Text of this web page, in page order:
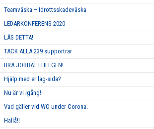
Teamväska – Idrottsskadeväska
LEDARKONFERENS 2020
LÄS DETTA!
TACK ALLA 239 supportrar
BRA JOBBAT I HELGEN!
Hjälp med er lag-sida?
Nu är vi igång!
Vad gäller vid WO under Corona.
Hallå!!